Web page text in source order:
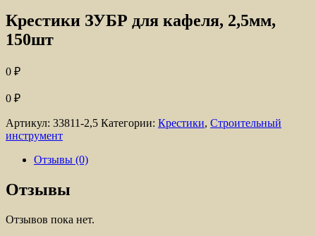
Крестики ЗУБР для кафеля, 2,5мм,
150шт
0 ₽
0 ₽
Артикул: 33811-2,5 Категории: Крестики, Строительный
инструмент
Отзывы (0)
Отзывы
Отзывов пока нет.